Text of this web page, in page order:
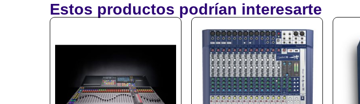
Estos productos podrían interesarte